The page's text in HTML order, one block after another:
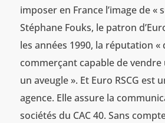
imposer en France l’image de «
Stéphane Fouks, le patron
les années 1990, la réputation «
commerçant capable de
un aveugle ». Et Euro RSCG est
agence. Elle assure la
sociétés du CAC 40. Sans